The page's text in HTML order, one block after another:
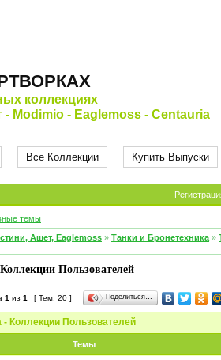
коллекциях
Modimio - Eaglemoss - Centauria
Все Коллекции Купить Выпуски
темы
Ашет, Eaglemoss » Танки и Бронетехника »
Пользователей
1 из 1 [ Тем: 20 ] Поделиться…
- Коллекции Пользователей
Темы